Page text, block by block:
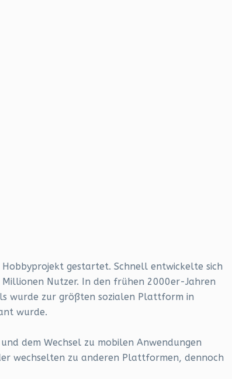
gestartet. Schnell entwickelte sich
Nutzer. In den frühen 2000er-Jahren
wurde zur größten sozialen Plattform in
wurde.
dem Wechsel zu mobilen Anwendungen
wechselten zu anderen Plattformen, dennoch